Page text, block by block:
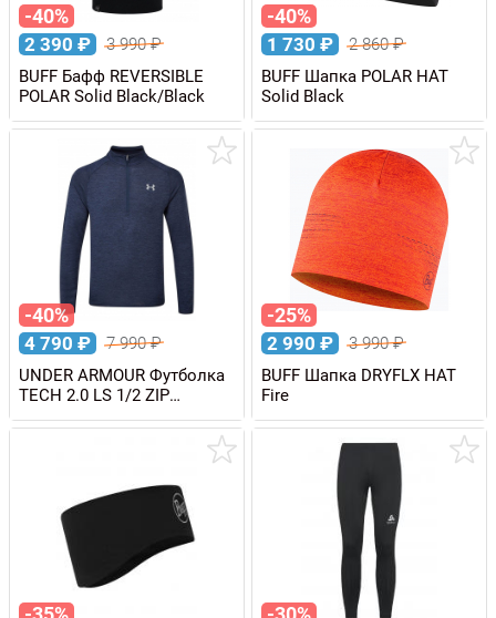
-40%
2 390 ₽ 3 990₽
BUFF Бафф REVERSIBLE
POLAR Solid Black/Black
-40%
1 730 ₽ 2 860₽
BUFF Шапка POLAR HAT
Solid Black
-40%
4 790 ₽ 7 990₽
UNDER ARMOUR Футболка
TECH 2.0 LS 1/2 ZIP
мужская
-25%
2 990 ₽ 3 990₽
BUFF Шапка DRYFLX HAT
Fire